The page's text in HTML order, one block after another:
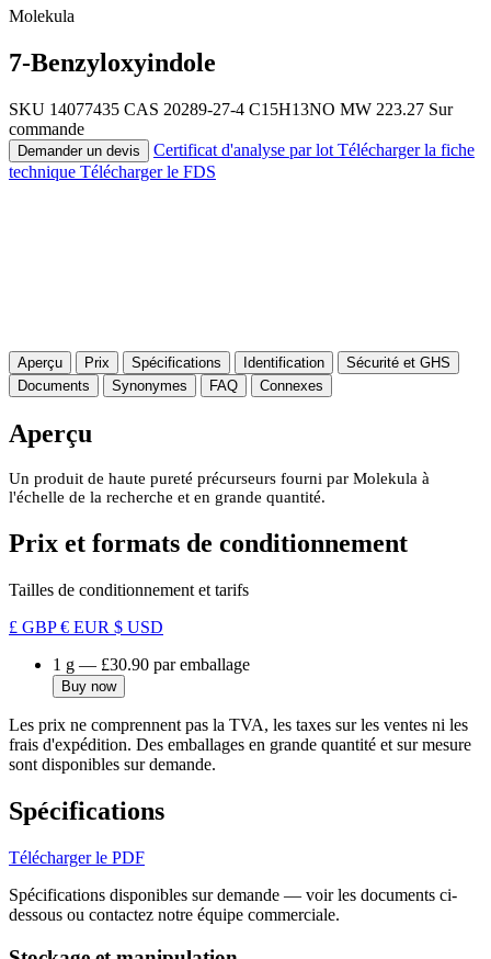
Molekula
7-Benzyloxyindole
SKU 14077435 CAS 20289-27-4 C15H13NO MW 223.27 Sur
commande
Demander un devis Certificat d'analyse par lot Télécharger la fiche
technique Télécharger le FDS
Aperçu Prix Spécifications Identification
Sécurité et GHS
Documents
Synonymes FAQ Connexes
Aperçu
Un produit de haute pureté précurseurs fourni par Molekula à
l'échelle de la recherche et en grande quantité.
Prix et formats de conditionnement
Tailles de conditionnement et tarifs
£ GBP€ EUR $ USD
1 g — £30.90 par emballage
Buy now
Les prix ne comprennent pas la TVA, les taxes sur les ventes ni les
frais d'expédition. Des emballages en grande quantité et sur mesure
sont disponibles sur demande.
Spécifications
Télécharger le PDF
Spécifications disponibles sur demande — voir les documents ci-
dessous ou contactez notre équipe commerciale.